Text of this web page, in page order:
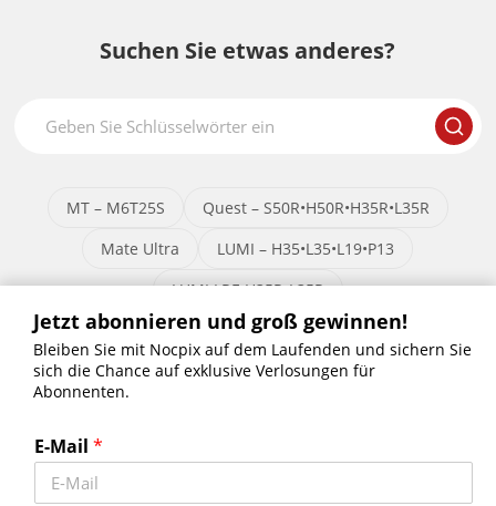
Suchen Sie etwas anderes?
MT – M6T25S
Quest – S50R•H50R•H35R•L35R
Mate Ultra
LUMI – H35•L35•L19•P13
LUMI LRF-H35R•L35R
Bleiben Sie mit Nocpix auf dem Laufenden und sichern Sie sich die
Chance auf exklusive Verlosungen für Abonnenten.
Erhalten Sie die neuesten Nachrichten
Jetzt abonnieren und groß gewinnen!
Bleiben Sie mit Nocpix auf dem Laufenden und sichern Sie
sich die Chance auf exklusive Verlosungen für
Abonnenten.
E-Mail *